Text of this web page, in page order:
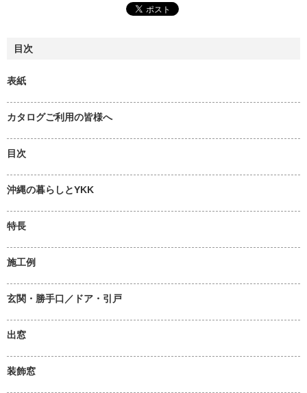
目次
表紙
カタログご利用の皆様へ
目次
沖縄の暮らしとYKK
特長
施工例
玄関・勝手口／ドア・引戸
出窓
装飾窓